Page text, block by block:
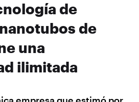
de
de
una
ilimitada